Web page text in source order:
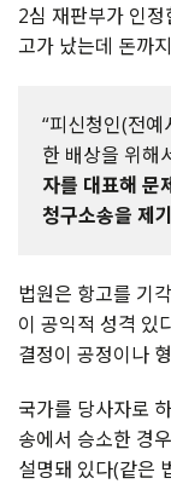
2심 재판부가 인정
고가 났는데 돈까
“피신청인(전
한 배상을 위해
자를 대표해 문
청구소송을 제
법원은 항고를 기
이 공익적 성격 있
결정이 공정이나
국가를 당사자로
송에서 승소한 경
설명돼 있다(같은